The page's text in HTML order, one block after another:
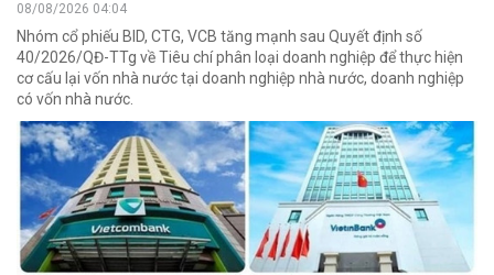
08/08/2026 04:04
Nhóm cổ phiếu BID, CTG, VCB tăng mạnh sau Quyết định số
40/2026/QĐ-TTg về Tiêu chí phân loại doanh nghiệp để thực hiện
cơ cấu lại vốn nhà nước tại doanh nghiệp nhà nước, doanh nghiệp
có vốn nhà nước.